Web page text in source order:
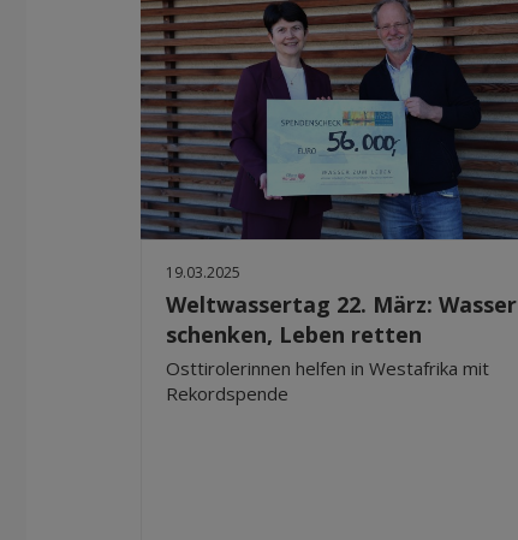
19.03.2025
Weltwassertag 22. März: Wasser
schenken, Leben retten
Osttirolerinnen helfen in Westafrika mit
Rekordspende